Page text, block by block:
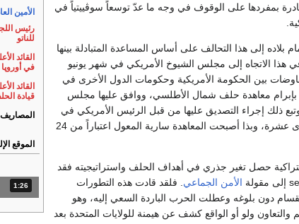
الأمين
رئيس
للناتو
القائد
في أوروپا
القائد
قيادة
الموقع
المدة: دقائق و
1:26
قادرة بمفردها على الوقوف في وجه ما عدّ توسعاً سوڤييتياً في
بلاده إلى هذا التحالف على أساس المساعدة المتبادلة بينها
هذا الاتجاه إلى مجلس الشيوخ الأمريكي في شهر يونيو
بين الحكومة الأمريكية وحكومات الدول الأخرى في
معاهدة حلف شمال الأطلسي، ووافق عليها مجلس
بأغلبية 82 صوتاً ضد 13 صوتاً، وتبع ذلك إجراء التصديق عليها من قبل الرئيس الأمريكي في
25 يونيو 1949، ومن قبل الدولة المؤسسة الإحدى عشرة، وبذا أصبحت المعاهدة سارية المعول اعتباراً من 24
حصل تغير جذري في أهداف الحلف واستراتيجيته فقد
الأمن الجماعي . فلقد قادت هذه التطورات
دون بلوغه وعطلت الحرب الباردة السعي إليه، وهو
ولو أو الواقع كشف عن هيمنة للولايات المتحدة بعد